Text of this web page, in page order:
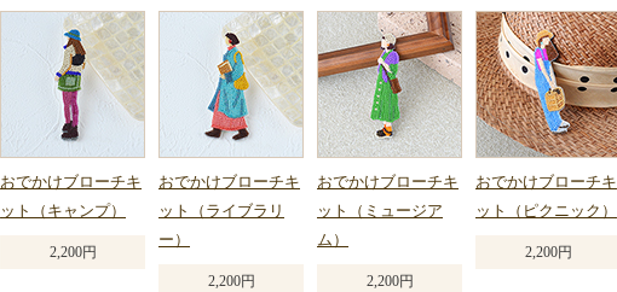
関連商品のご紹介
おでかけブローチキ
ット（キャンプ）
2,200円
おでかけブローチキ
ット（ライブラリ
ー）
2,200円
おでかけブローチキ
ット（ミュージア
ム）
2,200円
おでかけブローチキ
ット（ピクニック）
2,200円